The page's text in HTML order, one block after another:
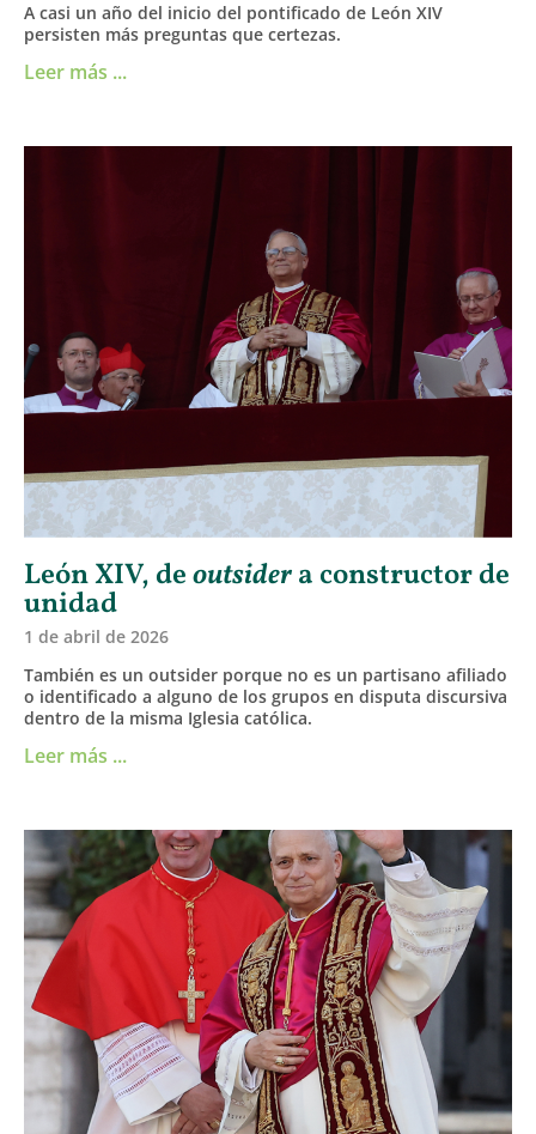
A casi un año del inicio del pontificado de León XIV
persisten más preguntas que certezas.
Leer más ...
León XIV, deoutsidera constructor de
unidad
1 de abril de 2026
También es un outsider porque no es un partisano afiliado
o identificado a alguno de los grupos en disputa discursiva
dentro de la misma Iglesia católica.
Leer más ...